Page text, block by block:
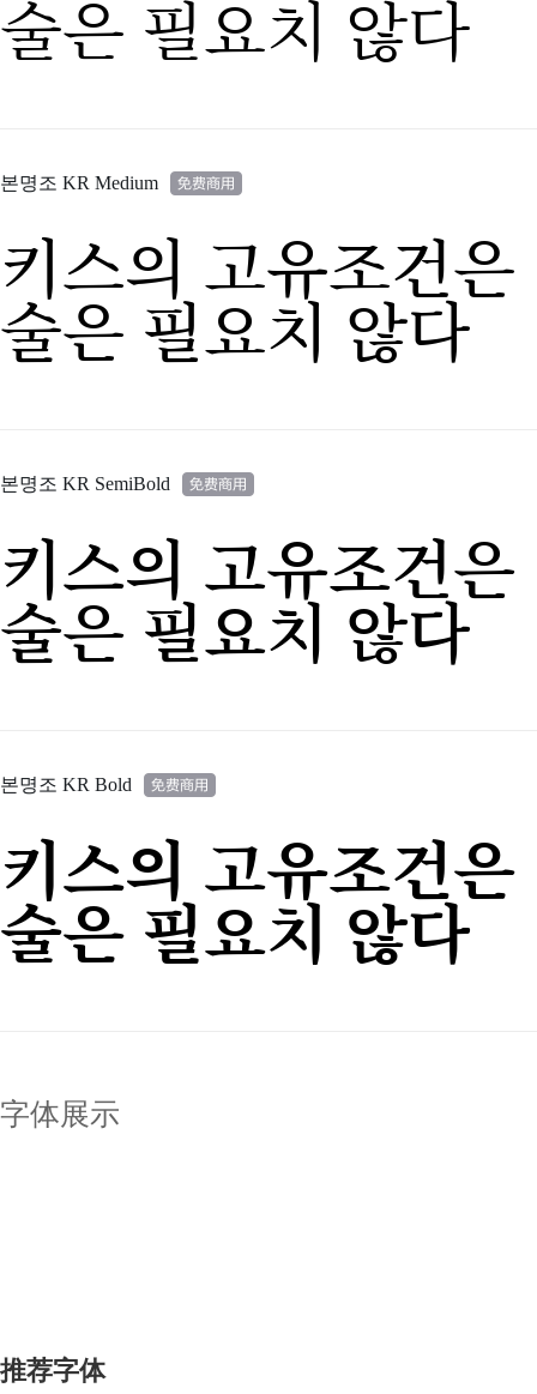
술은 필요치 않다
본명조 KR Medium
키스의 고유조건
술은 필요치 않다
본명조 KR SemiBold
키스의 고유조건
술은 필요치 않다
본명조 KR Bold
키스의 고유조건
술은 필요치 않다
字体展示
推荐字体